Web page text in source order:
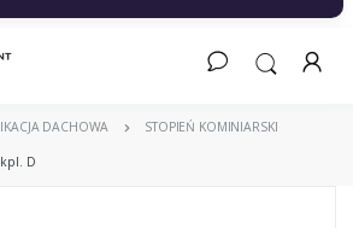
DACHOWA STOPIEŃ KOMINIARSKI
kpl. D